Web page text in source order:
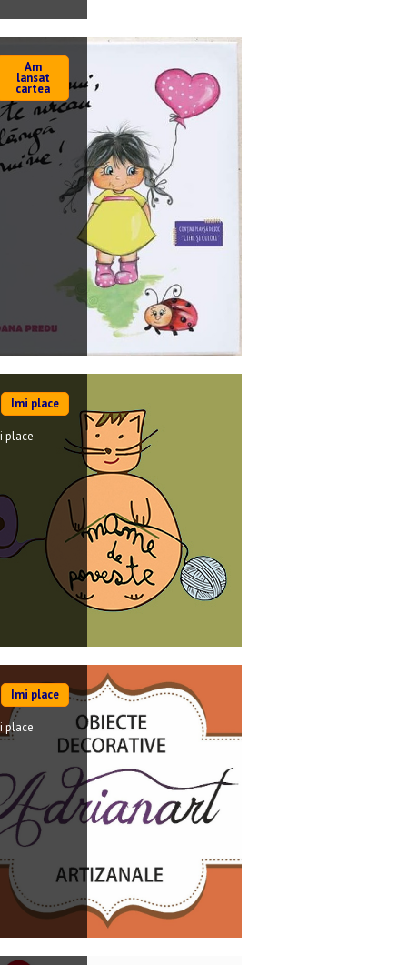
Am
lansat
cartea
Imi place
place
Imi place
place